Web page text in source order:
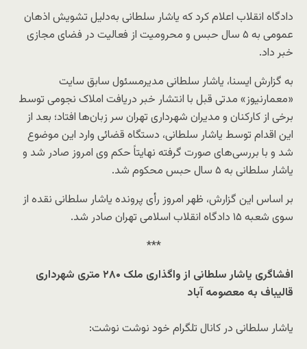
دادگاه انقلاب اعلام کرد که یاشار سلطانی به‌دلیل تشویش اذهان
عمومی به ۵ سال حبس و محرومیت از فعالیت در فضای مجازی
خبر داد.
به گزارش ایسنا، یاشار سلطانی مدیرمسئول سابق سایت
«معمارنیوز» مدتی قبل با انتشار خبر دریافت املاک نجومی توسط
برخی از کارکنان و مدیران شهرداری تهران سر زبان‌ها افتاد؛ بعد از
این اقدام توسط یاشار سلطانی، دستگاه قضائی وارد این موضوع
شد و با بررسی‌های صورت گرفته نهایتاً حکم وی امروز صادر شد و
یاشار سلطانی به ۵ سال حبس محکوم شد.
بر اساس این گزارش، ظهر امروز رأی پرونده یاشار سلطانی نقده از
سوی شعبه ۱۵ دادگاه انقلاب اسلامی تهران صادر شد.
***
افشاگری یاشار سلطانی از واگذاری ملک ۲۸۰ متری شهرداری
قالیباف به معصومه آباد
یاشار سلطانی در کانال تلگرام خود نوشت نوشت: